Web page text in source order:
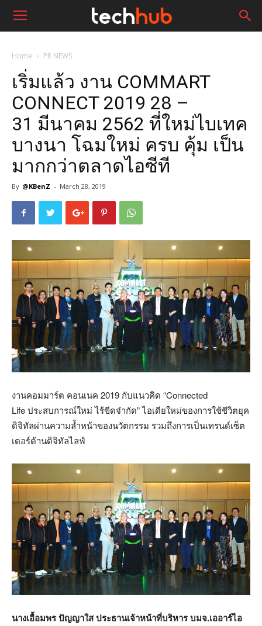
Home PR NEWS
เริ่มแล้ว งาน COMMART
CONNECT 2019 28 –
31 มีนาคม 2562 ที่ใหม่ไบเทค
บางนา โฉมใหม่ ครบ คุ้ม เป็น
มากกว่าตลาดไอซีที
By @KBenZ - March 28, 2019
งานคอมมาร์ต คอนเนค 2019 กับแนวคิด “Connected
Life ประสบการณ์ใหม่ ไร้ขีดจำกัด” ไอเดียใหม่ของการใช้ชีวิตยุค
ดิจิทัลผ่านความล้ำหน้าของนวัตกรรม รวมถึงการเป็นเทรนด์เซ็ต
เตอร์ด้านดิจิทัลไลฟ์
นางเอื้อมพร ปัญญาใส ประธานเจ้าหน้าที่บริหาร บมจ.เออาร์ไอ